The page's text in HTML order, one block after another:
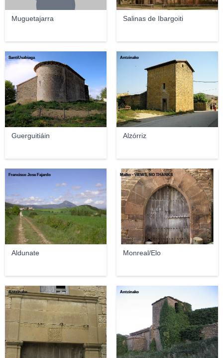
Muguetajarra Salinas de Ibargoiti
Guerguitiáin
SantiUsabiaga
Alzórriz
Antzinako
Aldunate
Francisco Jose Fajardo
Monreal/Elo
Malko - VIEWS, NO THANKS
Antzinako Antzinako